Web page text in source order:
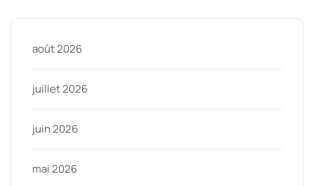
août 2026
juillet 2026
juin 2026
mai 2026